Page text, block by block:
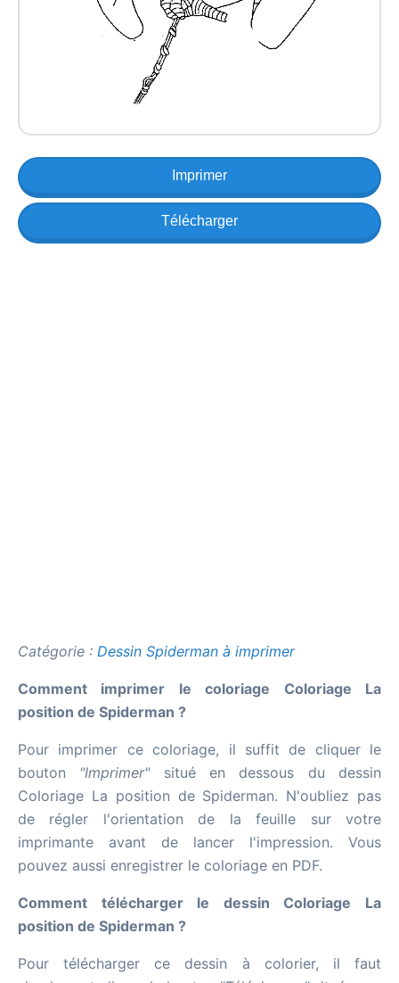
Imprimer
Télécharger
Catégorie : Dessin Spiderman à imprimer
Comment imprimer le coloriage Coloriage La
position de Spiderman ?
Pour imprimer ce coloriage, il suffit de cliquer le
bouton "Imprimer"situé en dessous du dessin
Coloriage La position de Spiderman. N'oubliez pas
de régler l'orientation de la feuille sur votre
imprimante avant de lancer l'impression. Vous
pouvez aussi enregistrer le coloriage en PDF.
Comment télécharger le dessin Coloriage La
position de Spiderman ?
Pour télécharger ce dessin à colorier, il faut